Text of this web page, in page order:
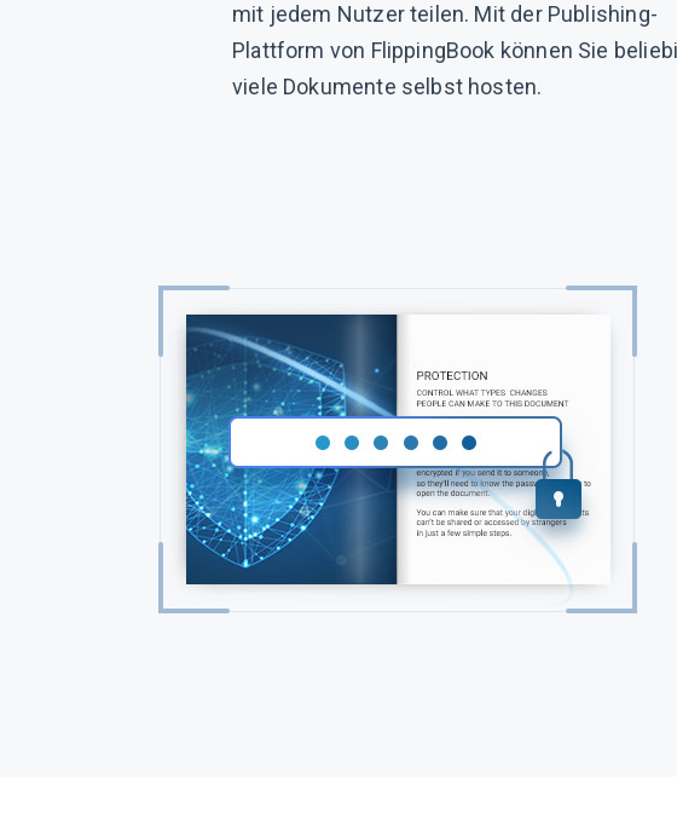
mit jedem Nutzer teilen. Mit der Publishing-
Plattform von FlippingBook können Sie
viele Dokumente selbst hosten.